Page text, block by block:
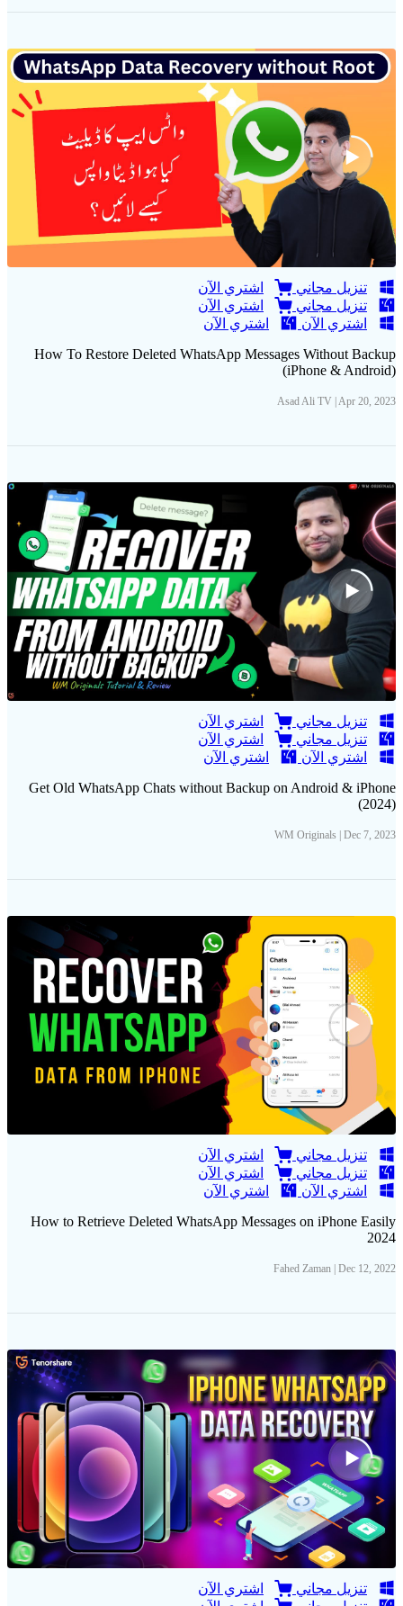
تنزيل مجاني
اشتري الآن
تنزيل مجاني
اشتري الآن
اشتري الآن
اشتري الآن
How To Restore Deleted WhatsApp Messages Without Backup
(iPhone & Android)
Asad Ali TV | Apr 20, 2023
تنزيل مجاني
اشتري الآن
تنزيل مجاني
اشتري الآن
اشتري الآن
اشتري الآن
Get Old WhatsApp Chats without Backup on Android & iPhone
(2024)
WM Originals | Dec 7, 2023
تنزيل مجاني
اشتري الآن
تنزيل مجاني
اشتري الآن
اشتري الآن
اشتري الآن
How to Retrieve Deleted WhatsApp Messages on iPhone Easily
2024
Fahed Zaman | Dec 12, 2022
تنزيل مجاني
اشتري الآن